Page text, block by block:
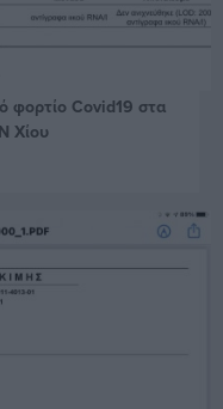
φορτίο Covid19 στα
Χίου